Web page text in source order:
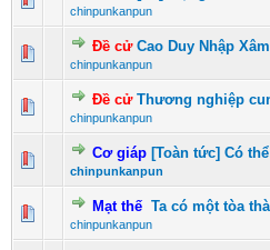
chinpunkanpun
Đề cử Cao Duy Nhập
chinpunkanpun
0 Vote(s) - 0 vượt
1234
Đề cử Thương nghiệp
chinpunkanpun
0 Vote(s) - 0 vượt
1 234
Cơ giáp [Toàn tức] Có
chinpunkanpun
0 Vote(s) - 0 vượt
1 234
Mạt thế Ta có một tòa
chinpunkanpun
0 Vote(s) - 0 vượt
1234